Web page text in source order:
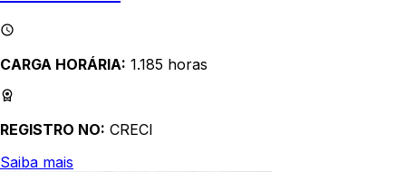
CARGA HORÁRIA: 1.185 horas
REGISTRO NO: CRECI
Saiba mais